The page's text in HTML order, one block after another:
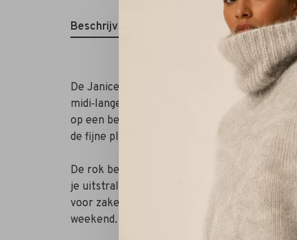
Beschrijving
De Janice Saint plooirok in krijtstreep beige
midi‑lange rok valt elegant om de enkels
op een beige ondergrond, perfect voor
de fijne plooidetails zorgen voor een
De rok benadrukt de vrouwelijke taille en
je uitstraling onmiddellijk verfijnd wordt.
voor zakelijke elegantie, of draag met een
weekend.